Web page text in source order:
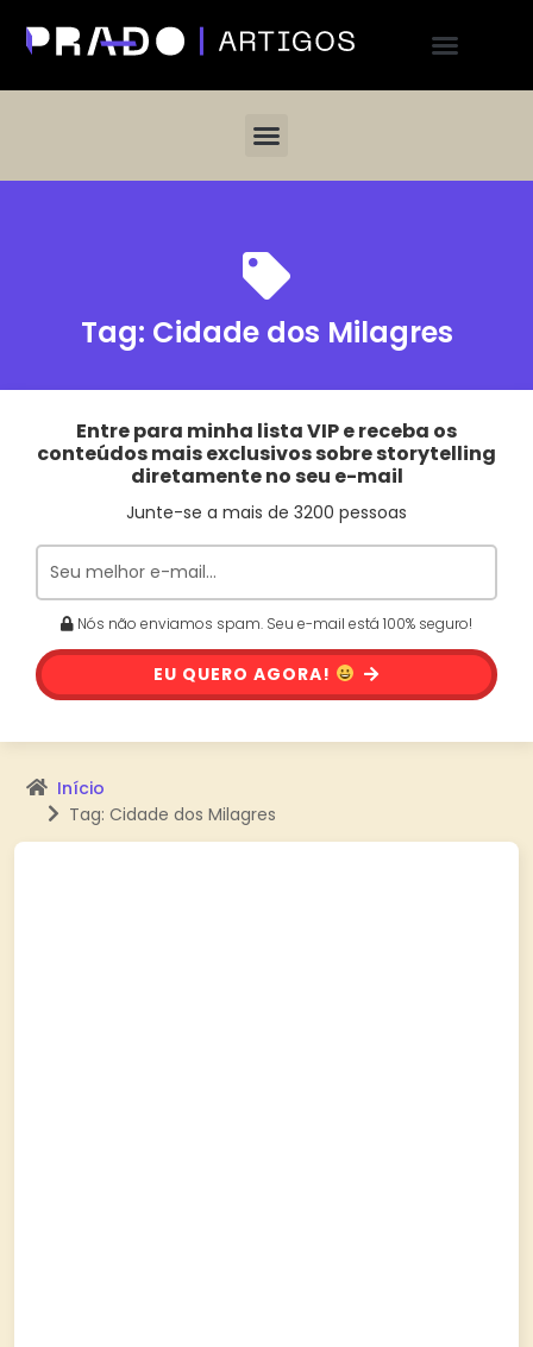
Tag: Cidade dos Milagres
Entre para minha lista VIP e receba os
conteúdos mais exclusivos sobre storytelling
diretamente no seu e-mail
Junte-se a mais de 3200 pessoas
Nós não enviamos spam. Seu e-mail está 100% seguro!
EU QUERO AGORA!
Início
Tag: Cidade dos Milagres